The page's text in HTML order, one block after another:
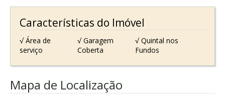
Características do Imóvel
√ Área de
serviço
√ Garagem
Coberta
√ Quintal nos
Fundos
Mapa de Localização